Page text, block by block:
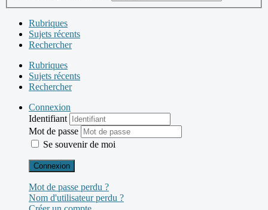
Rubriques
Sujets récents
Rechercher
Rubriques
Sujets récents
Rechercher
Connexion
Identifiant
Mot de passe
Se souvenir de moi
Connexion
Mot de passe perdu ?
Nom d'utilisateur perdu ?